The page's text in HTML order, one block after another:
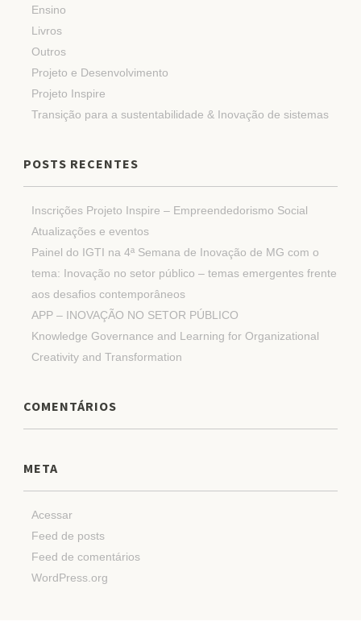
Ensino
Livros
Outros
Projeto e Desenvolvimento
Projeto Inspire
Transição para a sustentabilidade & Inovação de sistemas
POSTS RECENTES
Inscrições Projeto Inspire – Empreendedorismo Social
Atualizações e eventos
Painel do IGTI na 4ª Semana de Inovação de MG com o
tema: Inovação no setor público – temas emergentes frente
aos desafios contemporâneos
APP – INOVAÇÃO NO SETOR PÚBLICO
Knowledge Governance and Learning for Organizational
Creativity and Transformation
COMENTÁRIOS
META
Acessar
Feed de posts
Feed de comentários
WordPress.org